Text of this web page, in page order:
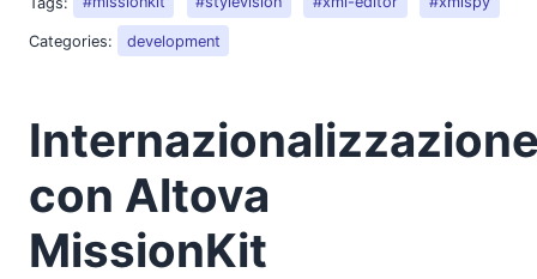
Categories: development
con Altova
MissionKit